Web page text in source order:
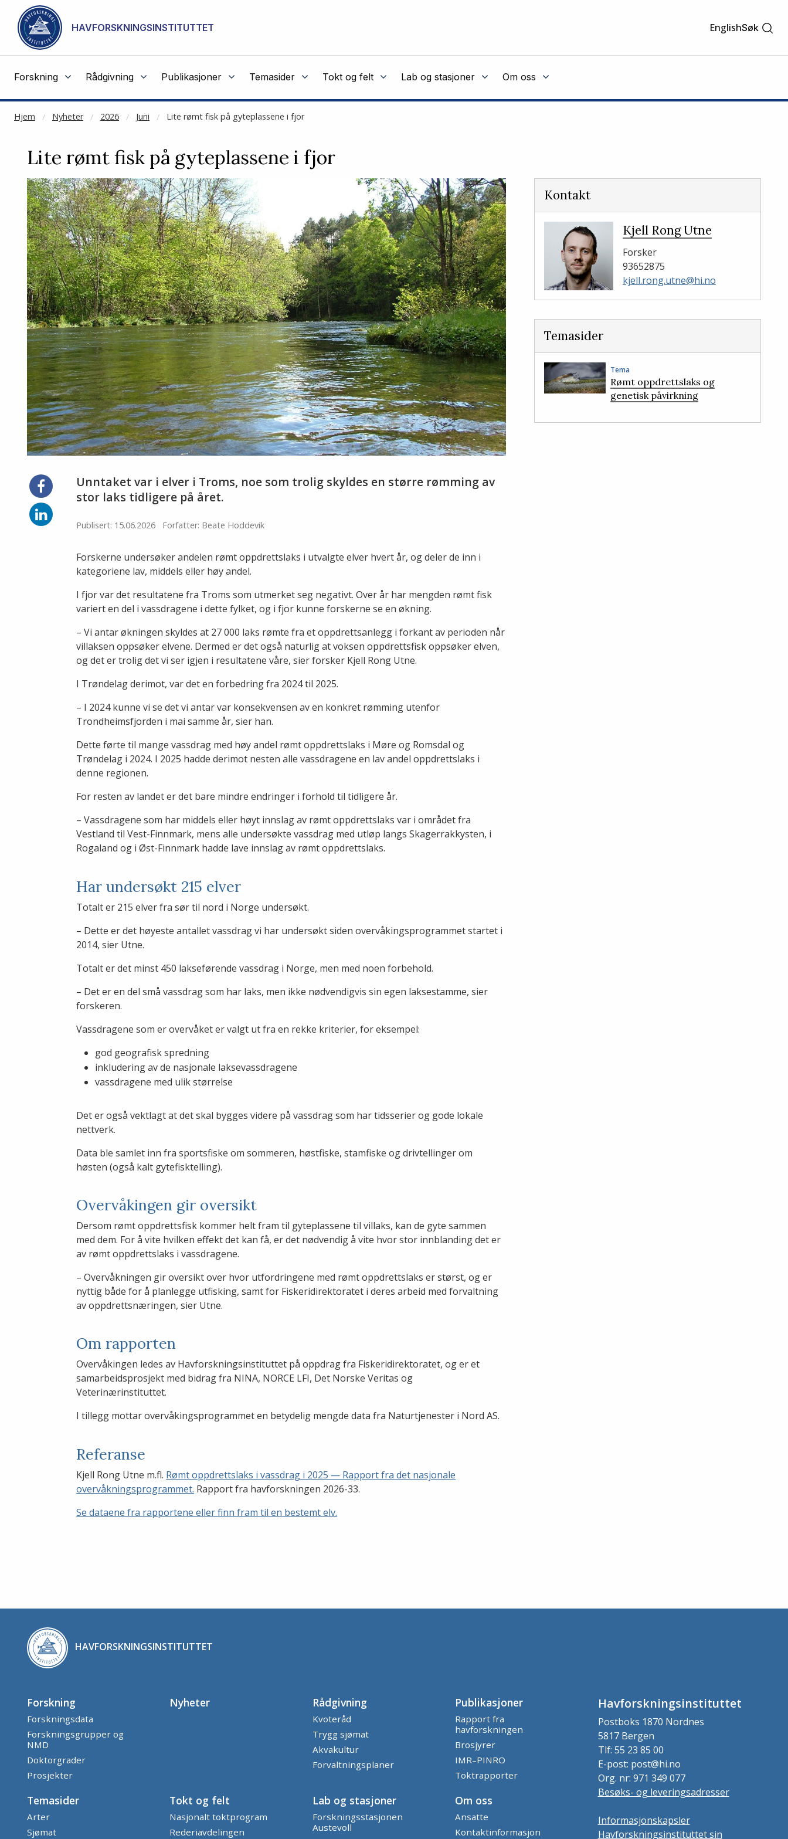
Gå til hovedinnhold
HAVFORSKNINGSINSTITUTTET EnglishSøk
Forskning Rådgivning Publikasjoner Temasider Tokt og felt Lab og stasjoner Om oss
Hjem Nyheter 2026 Juni Lite rømt fisk på gyteplassene i fjor
NOT CACHED
Lite rømt fisk på gyteplassene i fjor
Unntaket var i elver i Troms, noe som trolig skyldes en større rømming av
stor laks tidligere på året.
Publisert: 15.06.2026 Forfatter: Beate Hoddevik
Forskerne undersøker andelen rømt oppdrettslaks i utvalgte elver hvert år, og deler de inn i
kategoriene lav, middels eller høy andel.
I fjor var det resultatene fra Troms som utmerket seg negativt. Over år har mengden rømt fisk
variert en del i vassdragene i dette fylket, og i fjor kunne forskerne se en økning.
– Vi antar økningen skyldes at 27 000 laks rømte fra et oppdrettsanlegg i forkant av perioden når
villaksen oppsøker elvene. Dermed er det også naturlig at voksen oppdrettsfisk oppsøker elven,
og det er trolig det vi ser igjen i resultatene våre, sier forsker Kjell Rong Utne.
I Trøndelag derimot, var det en forbedring fra 2024 til 2025.
– I 2024 kunne vi se det vi antar var konsekvensen av en konkret rømming utenfor
Trondheimsfjorden i mai samme år, sier han.
Dette førte til mange vassdrag med høy andel rømt oppdrettslaks i Møre og Romsdal og
Trøndelag i 2024. I 2025 hadde derimot nesten alle vassdragene en lav andel oppdrettslaks i
denne regionen.
For resten av landet er det bare mindre endringer i forhold til tidligere år.
– Vassdragene som har middels eller høyt innslag av rømt oppdrettslaks var i området fra
Vestland til Vest-Finnmark, mens alle undersøkte vassdrag med utløp langs Skagerrakkysten, i
Rogaland og i Øst-Finnmark hadde lave innslag av rømt oppdrettslaks.
Har undersøkt 215 elver
Totalt er 215 elver fra sør til nord i Norge undersøkt.
– Dette er det høyeste antallet vassdrag vi har undersøkt siden overvåkingsprogrammet startet i
2014, sier Utne.
Totalt er det minst 450 lakseførende vassdrag i Norge, men med noen forbehold.
– Det er en del små vassdrag som har laks, men ikke nødvendigvis sin egen laksestamme, sier
forskeren.
Vassdragene som er overvåket er valgt ut fra en rekke kriterier, for eksempel:
god geografisk spredning
inkludering av de nasjonale laksevassdragene
vassdragene med ulik størrelse
Det er også vektlagt at det skal bygges videre på vassdrag som har tidsserier og gode lokale
nettverk.
Data ble samlet inn fra sportsfiske om sommeren, høstfiske, stamfiske og drivtellinger om
høsten (også kalt gytefisktelling).
Overvåkingen gir oversikt
Dersom rømt oppdrettsfisk kommer helt fram til gyteplassene til villaks, kan de gyte sammen
med dem. For å vite hvilken effekt det kan få, er det nødvendig å vite hvor stor innblanding det er
av rømt oppdrettslaks i vassdragene.
– Overvåkningen gir oversikt over hvor utfordringene med rømt oppdrettslaks er størst, og er
nyttig både for å planlegge utfisking, samt for Fiskeridirektoratet i deres arbeid med forvaltning
av oppdrettsnæringen, sier Utne.
Om rapporten
Overvåkingen ledes av Havforskningsinstituttet på oppdrag fra Fiskeridirektoratet, og er et
samarbeidsprosjekt med bidrag fra NINA, NORCE LFI, Det Norske Veritas og
Veterinærinstituttet.
I tillegg mottar overvåkingsprogrammet en betydelig mengde data fra Naturtjenester i Nord AS.
Referanse
Kjell Rong Utne m.fl. Rømt oppdrettslaks i vassdrag i 2025 — Rapport fra det nasjonale
overvåkningsprogrammet. Rapport fra havforskningen 2026-33.
Se dataene fra rapportene eller finn fram til en bestemt elv.
Del
på
Facebook
Del
på
Kontakt
Kjell Rong Utne
Forsker
93652875
kjell.rong.utne@hi.no
Temasider
Tema
Rømt oppdrettslaks og
genetisk påvirkning
HAVFORSKNINGSINSTITUTTET
Forskning
Forskningsdata
Forskningsgrupper og
NMD
Doktorgrader
Prosjekter
Nyheter Rådgivning
Kvoteråd
Trygg sjømat
Akvakultur
Forvaltningsplaner
Publikasjoner
Rapport fra
havforskningen
Brosjyrer
IMR–PINRO
Toktrapporter
Temasider
Arter
Sjømat
Tokt og felt
Nasjonalt toktprogram
Rederiavdelingen
Lab og stasjoner
Forskningsstasjonen
Austevoll
Om oss
Ansatte
Kontaktinformasjon
Havforskningsinstituttet
Postboks 1870 Nordnes
5817 Bergen
Tlf: 55 23 85 00
E-post: post@hi.no
Org. nr: 971 349 077
Besøks- og leveringsadresser
Informasjonskapsler
Havforskningsinstituttet sin